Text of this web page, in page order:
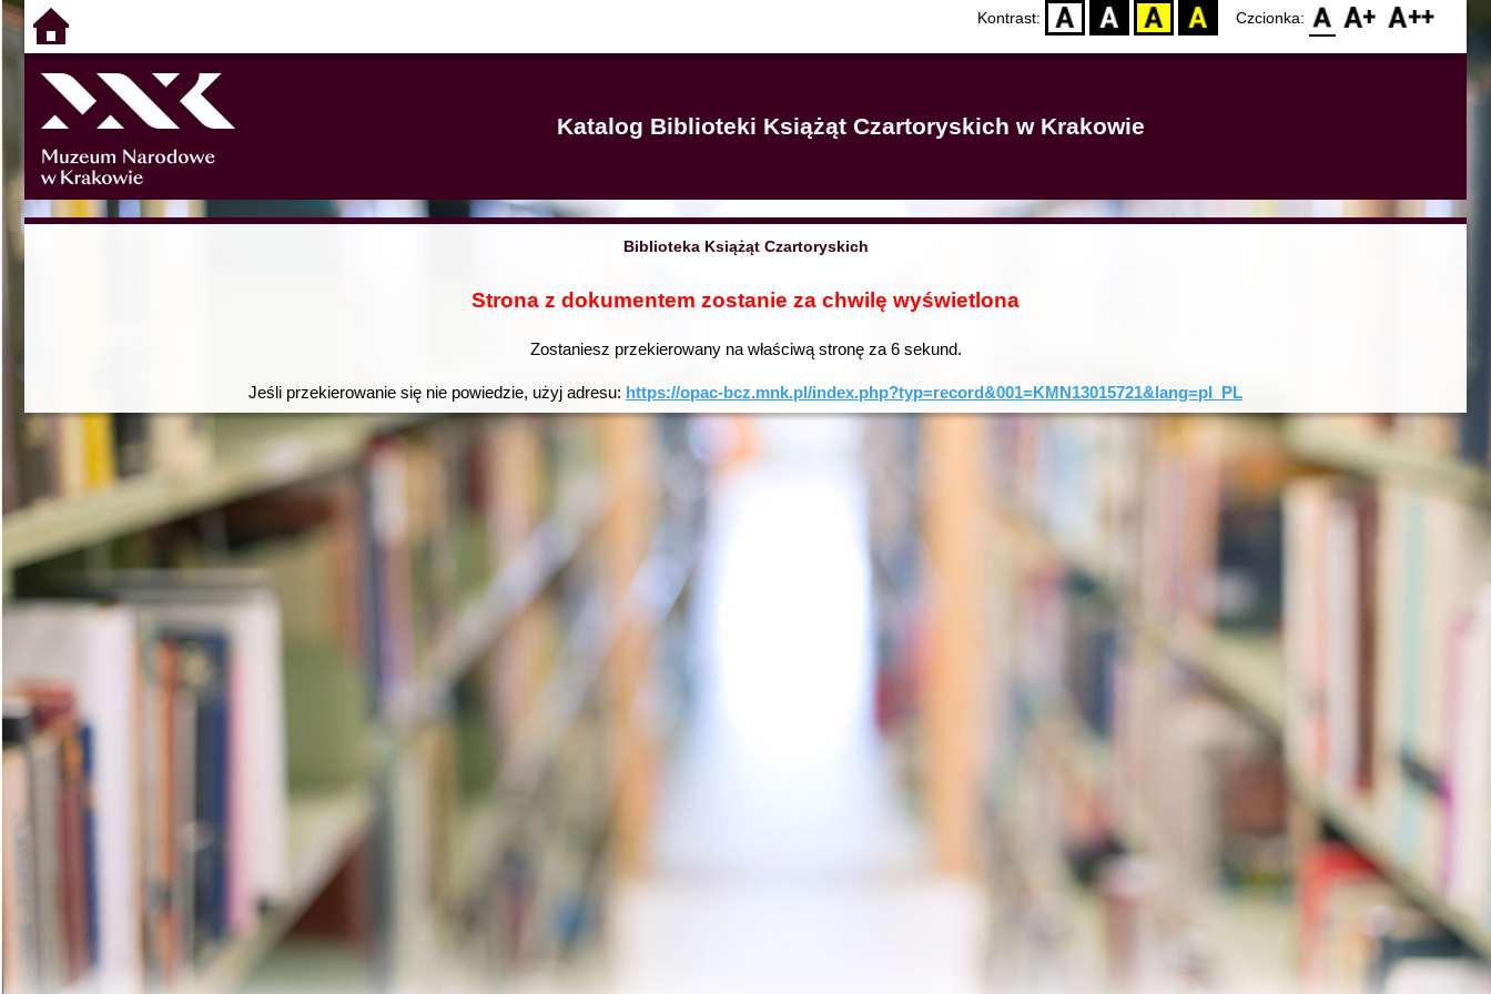
Kontrast: D BW YB BY Czcionka: F0 F1 F2
Katalog Biblioteki Książąt Czartoryskich w Krakowie
Biblioteka Książąt Czartoryskich
Strona z dokumentem zostanie za chwilę wyświetlona
Zostaniesz przekierowany na właściwą stronę za 5sekund.
Jeśli przekierowanie się nie powiedzie, użyj adresu: https://opac-bcz.mnk.pl/index.php?typ=record&001=KMN13015721&lang=pl_PL